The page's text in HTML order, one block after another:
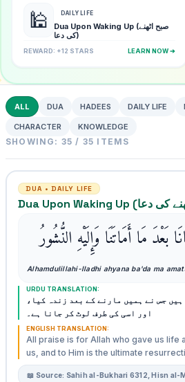
🕌 DAILY LIFE
Dua Upon Waking Up (صبح اٹھنے
کی دعا)
REWARD: +12 STARS LEARN NOW ➔
ALL DUA HADEES DAILY LIFE
CHARACTER KNOWLEDGE
SHOWING: 35 / 35 ITEMS
DUA • DAILY LIFE
بَعْدَ مَا أَمَاتَنَا وَإِلَيْهِ النُّشُورُ
Alhamdulillahi-lladhi ahyana ba'da ma
URDU TRANSLATION:
جس نے ہمیں مارنے کے بعد زندہ کیا،
اور اسی کی طرف لوٹ کر جانا ہے۔
ENGLISH TRANSLATION:
All praise is for Allah who gave us life
us, and to Him is the ultimate
📖 Source: Sahih al-Bukhari 6312, Hisn al-